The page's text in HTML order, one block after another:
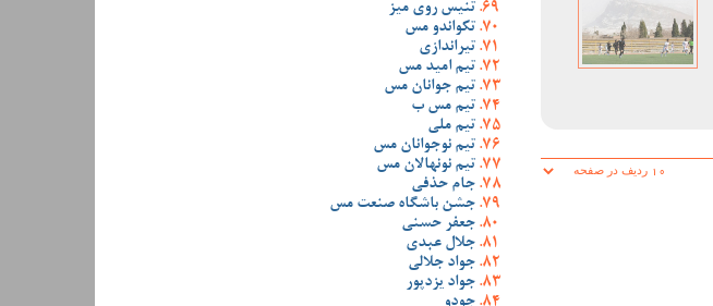
تنیس روی میز
تکواندو مس
تیراندازی
تیم امید مس
تیم جوانان مس
تیم مس ب
تیم ملی
تیم نوجوانان مس
تیم نونهالان مس
جام حذفی
جشن باشگاه صنعت مس
جعفر حسنی
جلال عبدی
جواد جلالی
جواد یزدپور
جودو